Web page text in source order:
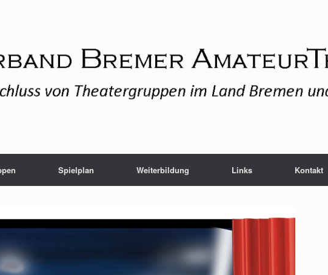
Spielplan Weiterbildung Links Kontakt